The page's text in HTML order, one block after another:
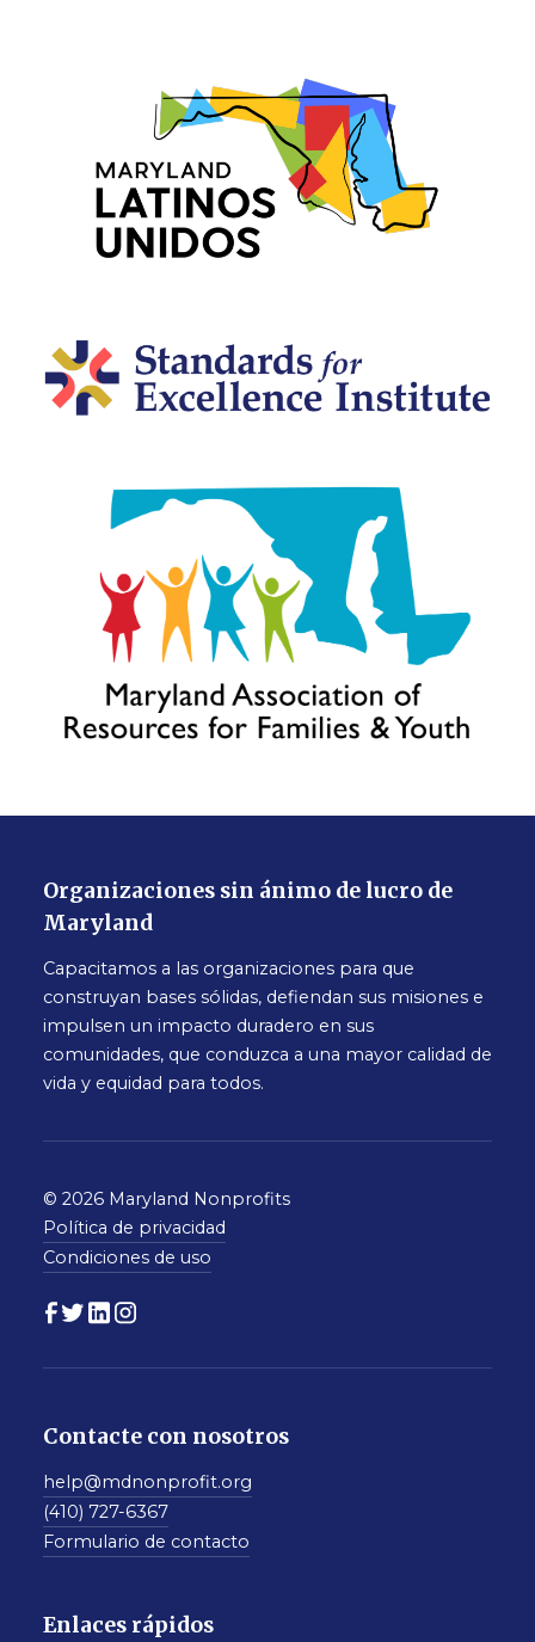
Organizaciones sin ánimo de lucro de
Maryland
Capacitamos a las organizaciones para que
construyan bases sólidas, defiendan sus misiones e
impulsen un impacto duradero en sus
comunidades, que conduzca a una mayor calidad de
vida y equidad para todos.
© 2026 Maryland Nonprofits
Política de privacidad
Condiciones de uso
Contacte con nosotros
help@mdnonprofit.org
(410) 727-6367
Formulario de contacto
Enlaces rápidos